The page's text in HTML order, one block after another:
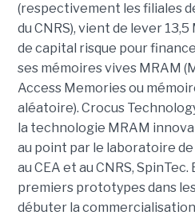
(respectivement les filiales
du CNRS), vient de lever
de capital risque pour
ses mémoires vives MRAM
Access Memories ou
aléatoire). Crocus
la technologie MRAM
au point par le laboratoire
au CEA et au CNRS,
premiers prototypes dans
débuter la